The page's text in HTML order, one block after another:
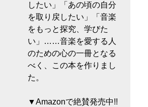
したい」「あの頃の自分
を取り戻したい」「音楽
をもっと探究、学びた
い」……音楽を愛する人
のための心の一冊となる
べく、この本を作りまし
た。
▼Amazonで絶賛発売中!!